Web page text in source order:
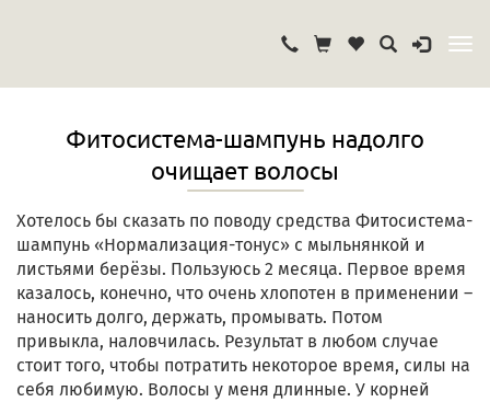
Фитосистема-шампунь надолго
очищает волосы
Хотелось бы сказать по поводу средства Фитосистема-
шампунь «Нормализация-тонус» с мыльнянкой и
листьями берёзы. Пользуюсь 2 месяца. Первое время
казалось, конечно, что очень хлопотен в применении –
наносить долго, держать, промывать. Потом
привыкла, наловчилась. Результат в любом случае
стоит того, чтобы потратить некоторое время, силы на
себя любимую. Волосы у меня длинные. У корней